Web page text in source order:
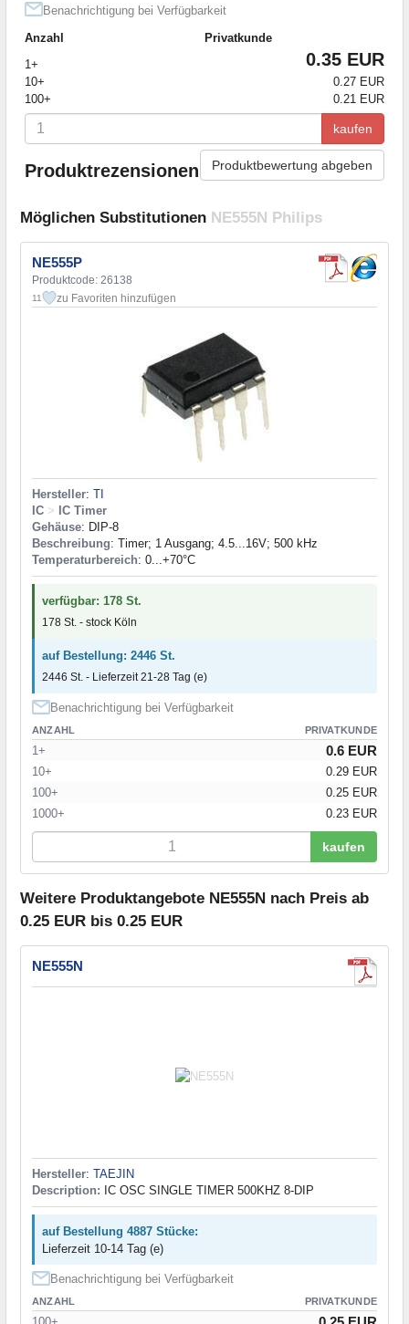
Benachrichtigung bei Verfügbarkeit
Anzahl
Privatkunde
1+
0.35 EUR
10+
0.27 EUR
100+
0.21 EUR
kaufen
Produktrezensionen Produktbewertung abgeben
Möglichen Substitutionen NE555N Philips
NE555P
Produktcode: 26138
11 zu Favoriten hinzufügen
Hersteller: TI
IC > IC Timer
Gehäuse: DIP-8
Beschreibung: Timer; 1 Ausgang; 4.5...16V; 500 kHz
Temperaturbereich: 0...+70°C
verfügbar: 178 St.
178 St. - stock Köln
auf Bestellung: 2446 St.
2446 St. - Lieferzeit 21-28 Tag (e)
Benachrichtigung bei Verfügbarkeit
ANZAHL PRIVATKUNDE
1+ 0.6 EUR
10+
0.29 EUR
100+
0.25 EUR
1000+
0.23 EUR
kaufen
Weitere Produktangebote NE555N nach Preis ab
0.25 EUR bis 0.25 EUR
NE555N
Hersteller: TAEJIN
Description: IC OSC SINGLE TIMER 500KHZ 8-DIP
auf Bestellung 4887 Stücke:
Lieferzeit 10-14 Tag (e)
Benachrichtigung bei Verfügbarkeit
ANZAHL PRIVATKUNDE